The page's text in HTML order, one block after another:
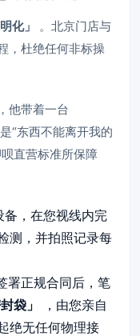
化」
。北京门店与
，杜绝任何非标操
他带着一台
“东西不能离开我的
直营标准所保障
备，在您视线内完
测，并拍照记录每
署正规合同后，笔
袋」
，由您亲自
绝无任何物理接